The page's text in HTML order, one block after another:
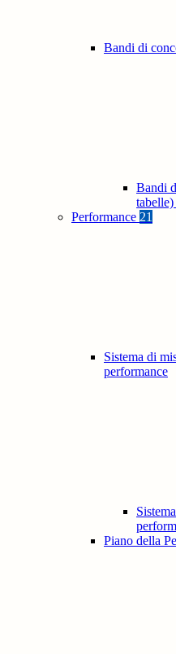
Bandi di
Bandi
tabelle)
Performance 21
Sistema di
performance
Piano della